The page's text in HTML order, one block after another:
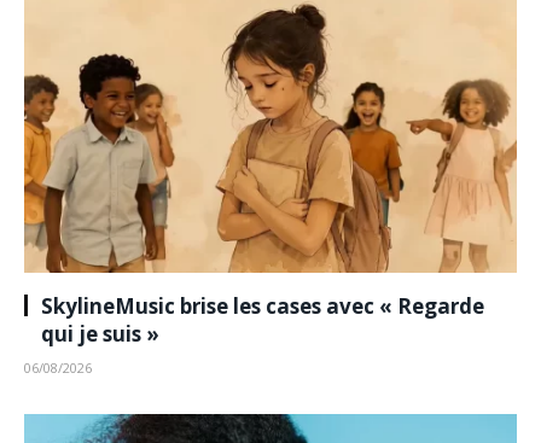
SkylineMusic brise les cases avec « Regarde
qui je suis »
06/08/2026